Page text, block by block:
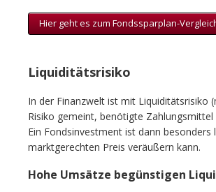
Hier geht es zum Fondssparplan-
Liquiditätsrisiko
In der Finanzwelt ist mit Liquiditätsrisiko
Risiko gemeint, benötigte
Ein Fondsinvestment ist dann
marktgerechten Preis veräußern kann.
Hohe Umsätze begünstigen